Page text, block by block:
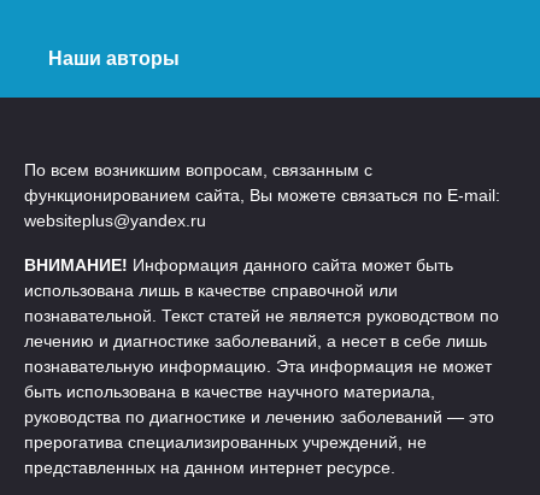
Наши авторы
По всем возникшим вопросам, связанным с
функционированием сайта, Вы можете связаться по E-mail:
websiteplus@yandex.ru
ВНИМАНИЕ! Информация данного сайта может быть
использована лишь в качестве справочной или
познавательной. Текст статей не является руководством по
лечению и диагностике заболеваний, а несет в себе лишь
познавательную информацию. Эта информация не может
быть использована в качестве научного материала,
руководства по диагностике и лечению заболеваний — это
прерогатива специализированных учреждений, не
представленных на данном интернет ресурсе.